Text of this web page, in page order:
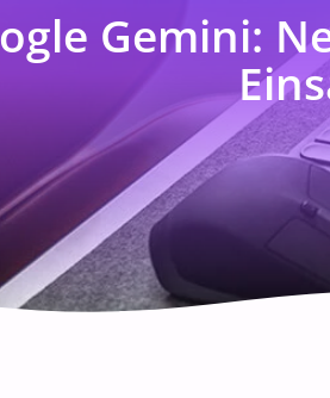
Gemini: